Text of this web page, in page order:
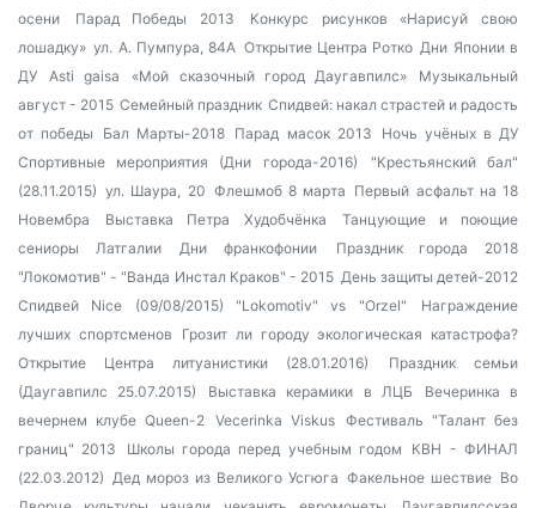
осени
Парад Победы 2013
Конкурс рисунков «Нарисуй свою
лошадку» ул. А. Пумпура, 84А Открытие Центра Ротко Дни Японии в
ДУ
Asti gaisa «Мой сказочный город Даугавпилс»
Музыкальный
август - 2015 Семейный праздник Спидвей: накал страстей и радость
от победы
Бал Марты-2018 Парад масок 2013
Ночь учёных в ДУ
Спортивные мероприятия (Дни города-2016)
"Крестьянский бал"
(28.11.2015) ул. Шаура, 20 Флешмоб 8 марта Первый асфальт на 18
Новембра
Выставка Петра Худобчёнка
Танцующие и поющие
сениоры Латгалии
Дни франкофонии
Праздник города 2018
"Локомотив" - "Ванда Инстал Краков" - 2015 День защиты детей-2012
Спидвей Nice (09/08/2015) "Lokomotiv" vs "Orzel"
Награждение
лучших спортсменов
Грозит ли городу экологическая катастрофа?
Открытие Центра литуанистики (28.01.2016)
Праздник семьи
(Даугавпилс 25.07.2015)
Выставка керамики в ЛЦБ
Вечеринка в
вечернем клубе Queen-2 Vecerinka Viskus Фестиваль "Талант без
границ" 2013
Школы города перед учебным годом
КВН - ФИНАЛ
(22.03.2012) Дед мороз из Великого Усгюга Факельное шествие Во